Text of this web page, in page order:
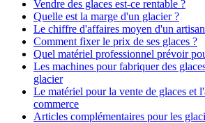
Vendre des glaces est-ce rentable ?
Quelle est la marge d'un glacier ?
Le chiffre d'affaires moyen d'un
Comment fixer le prix de ses glaces ?
Quel matériel professionnel prévoir
Les machines pour fabriquer des
glacier
Le matériel pour la vente de glaces et
commerce
Articles complémentaires pour les